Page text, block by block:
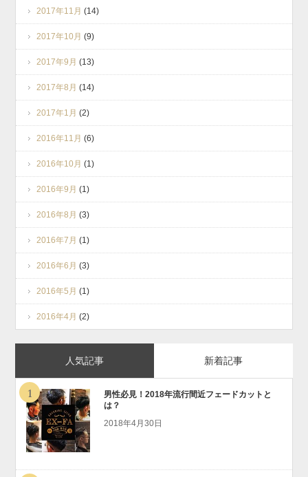
2017年11月 (14)
2017年10月 (9)
2017年9月 (13)
2017年8月 (14)
2017年1月 (2)
2016年11月 (6)
2016年10月 (1)
2016年9月 (1)
2016年8月 (3)
2016年7月 (1)
2016年6月 (3)
2016年5月 (1)
2016年4月 (2)
人気記事 新着記事
1
男性必見！2018年流行間近フェードカットと
は？
2018年4月30日